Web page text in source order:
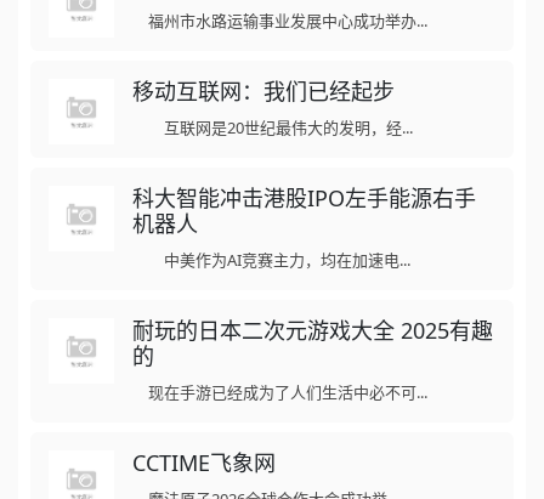
福州市水路运输事业发展中心成功举办...
移动互联网：我们已经起步
互联网是20世纪最伟大的发明，经...
科大智能冲击港股IPO左手能源右手
机器人
中美作为AI竞赛主力，均在加速电...
耐玩的日本二次元游戏大全 2025有趣
的
现在手游已经成为了人们生活中必不可...
CCTIME飞象网